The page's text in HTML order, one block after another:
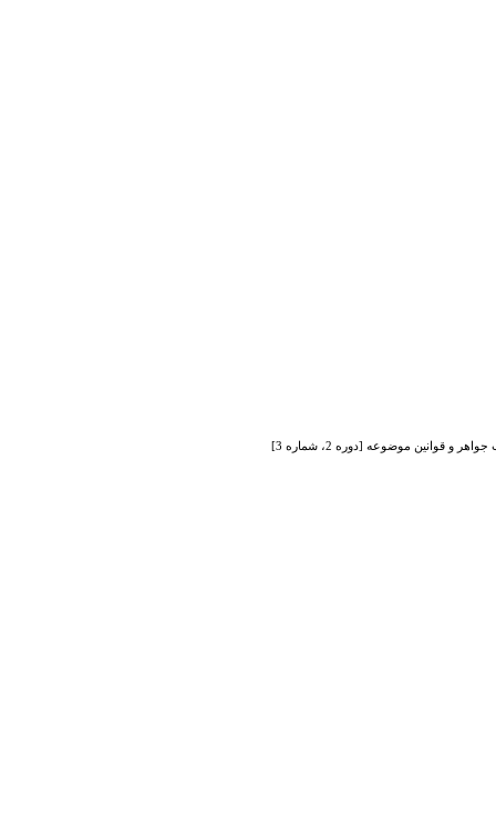
موضوعه [دوره 2، شماره 3]